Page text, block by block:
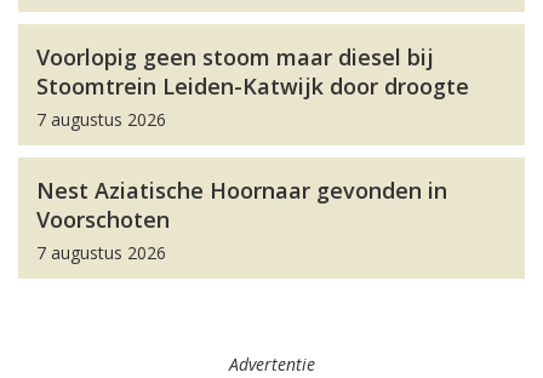
Voorlopig geen stoom maar diesel bij
Stoomtrein Leiden-Katwijk door droogte
7 augustus 2026
Nest Aziatische Hoornaar gevonden in
Voorschoten
7 augustus 2026
Advertentie